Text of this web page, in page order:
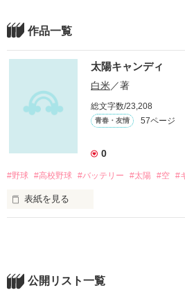
作品一覧
太陽キャンディ
白米／著
総文字数/23,208
青春・友情 57ページ
0
#野球 #高校野球 #バッテリー #太陽 #空 #
表紙を見る
この空の下で、
公開リスト一覧